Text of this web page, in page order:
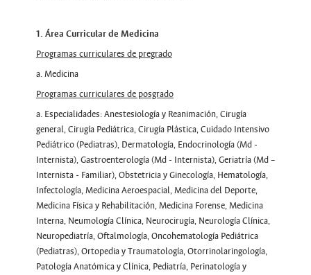
1. Área Curricular de Medicina
Programas curriculares de pregrado
a. Medicina
Programas curriculares de posgrado
a. Especialidades: Anestesiología y Reanimación, Cirugía
general, Cirugía Pediátrica, Cirugía Plástica, Cuidado Intensivo
Pediátrico (Pediatras), Dermatología, Endocrinología (Md -
Internista), Gastroenterología (Md - Internista), Geriatría (Md –
Internista - Familiar), Obstetricia y Ginecología, Hematología,
Infectología, Medicina Aeroespacial, Medicina del Deporte,
Medicina Física y Rehabilitación, Medicina Forense, Medicina
Interna, Neumología Clínica, Neurocirugía, Neurología Clínica,
Neuropediatría, Oftalmología, Oncohematología Pediátrica
(Pediatras), Ortopedia y Traumatología, Otorrinolaringología,
Patología Anatómica y Clínica, Pediatría, Perinatología y